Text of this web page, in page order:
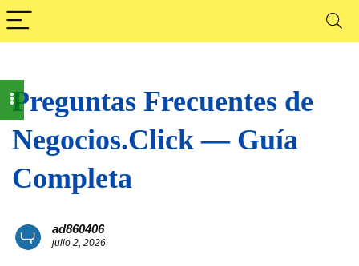
Preguntas Frecuentes de
Negocios.Click — Guía
Completa
ad860406
julio 2, 2026